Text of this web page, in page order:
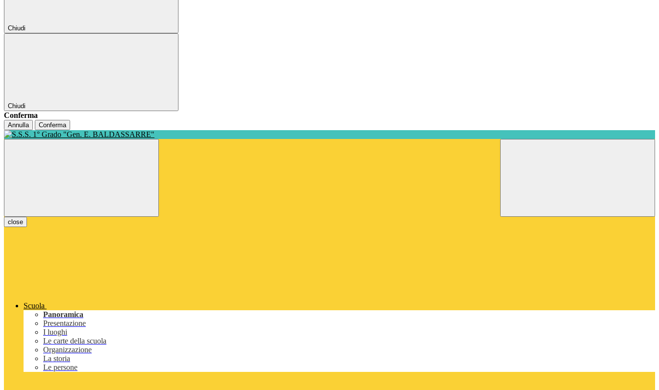
Chiudi
Chiudi
Conferma
Annulla Conferma
close
Scuola
Panoramica
Presentazione
I luoghi
Le carte della scuola
Organizzazione
La storia
Le persone